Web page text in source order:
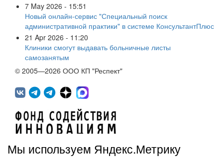
7 May 2026 - 15:51
Новый онлайн-сервис "Специальный поиск
административной практики" в системе КонсультантПлюс
21 Apr 2026 - 11:20
Клиники смогут выдавать больничные листы
самозанятым
© 2005—2026 ООО КП "Респект"
Мы используем Яндекс.Метрику